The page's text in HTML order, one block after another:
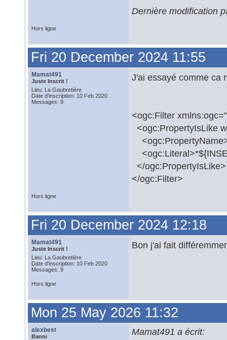
Dernière modification
Hors ligne
Fri 20 December 2024 11:55
Mamat491
Juste Inscrit !
Lieu: La Gaubretière
Date d'inscription: 10 Feb 2020
Messages: 9
J'ai essayé comme ca
<ogc:Filter
<ogc:PropertyIsLike
</ogc:PropertyIsLike>
</ogc:Filter>
Hors ligne
Fri 20 December 2024 12:18
Mamat491
Juste Inscrit !
Lieu: La Gaubretière
Date d'inscription: 10 Feb 2020
Messages: 9
Bon j'ai fait
Hors ligne
Mon 25 May 2026 11:32
alexbest
Banni
Mamat491 a écrit: